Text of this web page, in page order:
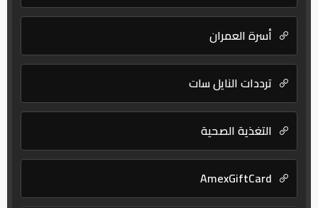
أسرة العمران
ترددات النايل سات
التغذية الصحية
AmexGiftCard